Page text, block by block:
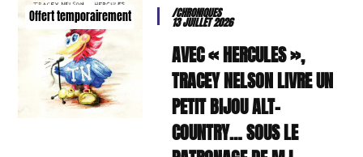
Offert temporairement /CHRONIQUES
13 JUILLET 2026
AVEC « HERCULES »,
TRACEY NELSON LIVRE UN
PETIT BIJOU ALT-
COUNTRY… SOUS LE